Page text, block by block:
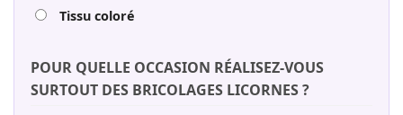
Tissu coloré
POUR QUELLE OCCASION RÉALISEZ-VOUS
SURTOUT DES BRICOLAGES LICORNES ?